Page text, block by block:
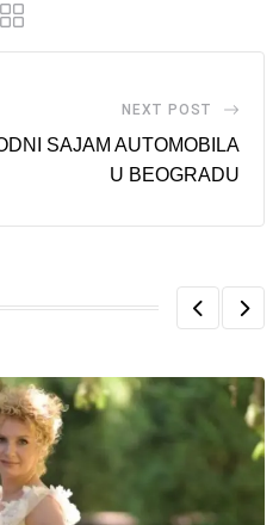
NEXT POST
SAJAM AUTOMOBILA
U BEOGRADU